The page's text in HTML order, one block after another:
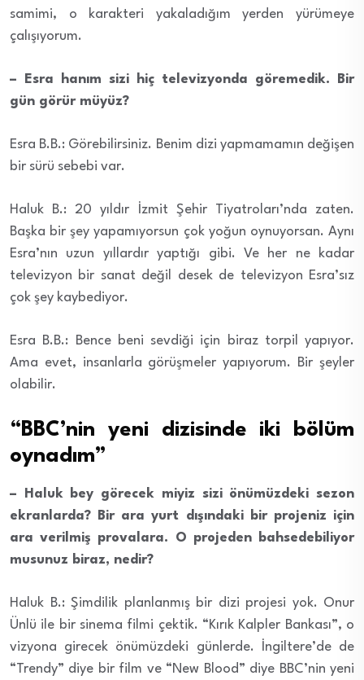
samimi, o karakteri yakaladığım yerden yürümeye
çalışıyorum.
– Esra hanım sizi hiç televizyonda göremedik. Bir
gün görür müyüz?
Esra B.B.: Görebilirsiniz. Benim dizi yapmamamın değişen
bir sürü sebebi var.
Haluk B.: 20 yıldır İzmit Şehir Tiyatroları’nda zaten.
Başka bir şey yapamıyorsun çok yoğun oynuyorsan. Aynı
Esra’nın uzun yıllardır yaptığı gibi. Ve her ne kadar
televizyon bir sanat değil desek de televizyon Esra’sız
çok şey kaybediyor.
Esra B.B.: Bence beni sevdiği için biraz torpil yapıyor.
Ama evet, insanlarla görüşmeler yapıyorum. Bir şeyler
olabilir.
“BBC’nin yeni dizisinde iki bölüm
oynadım”
– Haluk bey görecek miyiz sizi önümüzdeki sezon
ekranlarda? Bir ara yurt dışındaki bir projeniz için
ara verilmiş provalara. O projeden bahsedebiliyor
musunuz biraz, nedir?
Haluk B.: Şimdilik planlanmış bir dizi projesi yok. Onur
Ünlü ile bir sinema filmi çektik. “Kırık Kalpler Bankası”, o
vizyona girecek önümüzdeki günlerde. İngiltere’de de
“Trendy” diye bir film ve “New Blood” diye BBC’nin yeni